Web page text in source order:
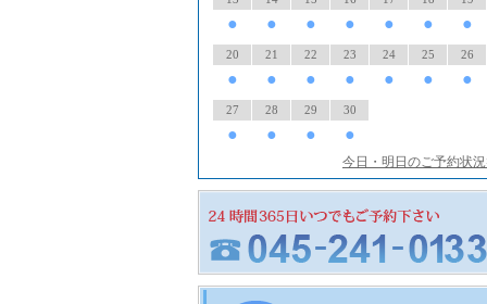
● ● ● ● ● ● ●
20
●
21
●
22
●
23
●
24
●
25
●
26
●
27
●
28
●
29
●
30
●
今日・明日のご予約状